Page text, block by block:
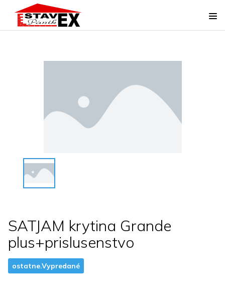
SATJAM krytina Grande
plus+prislusenstvo
ostatne.Vypredané